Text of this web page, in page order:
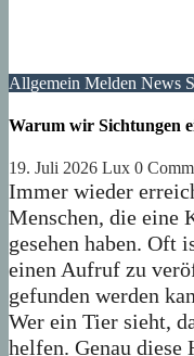
Allgemein Melden News
Warum wir Sichtungen
19. Juli 2026 Lux 0
Immer wieder
Menschen, die eine
gesehen haben. Oft
einen Aufruf zu
gefunden werden
Wer ein Tier sieht,
helfen. Genau